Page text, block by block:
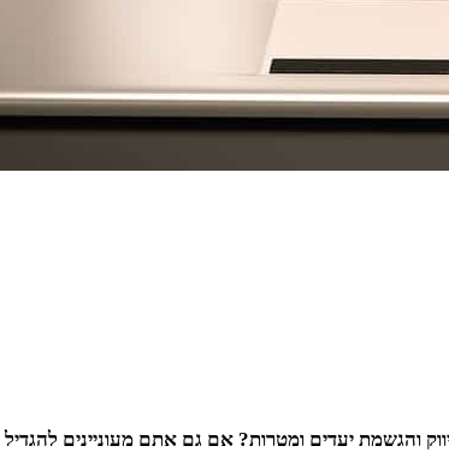
זו לשיווק והגשמת יעדים ומטרות? אם גם אתם